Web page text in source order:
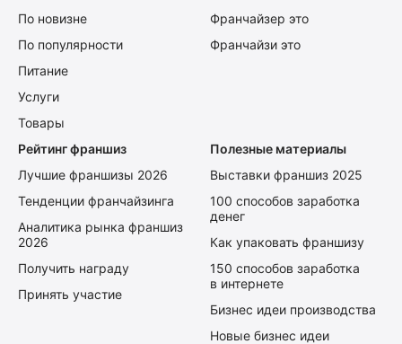
По новизне
По популярности
Питание
Услуги
Товары
Франчайзер это
Франчайзи это
Рейтинг франшиз
Лучшие франшизы 2026
Тенденции франчайзинга
Аналитика рынка франшиз
2026
Получить награду
Принять участие
Полезные материалы
Выставки франшиз 2025
100 способов заработка
денег
Как упаковать франшизу
150 способов заработка
в интернете
Бизнес идеи производства
Новые бизнес идеи